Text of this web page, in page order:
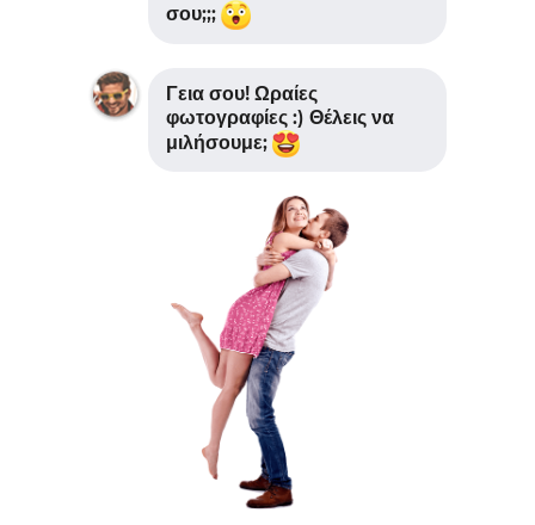
σου;;;
Γεια σου! Ωραίες
φωτογραφίες :) Θέλεις να
μιλήσουμε;